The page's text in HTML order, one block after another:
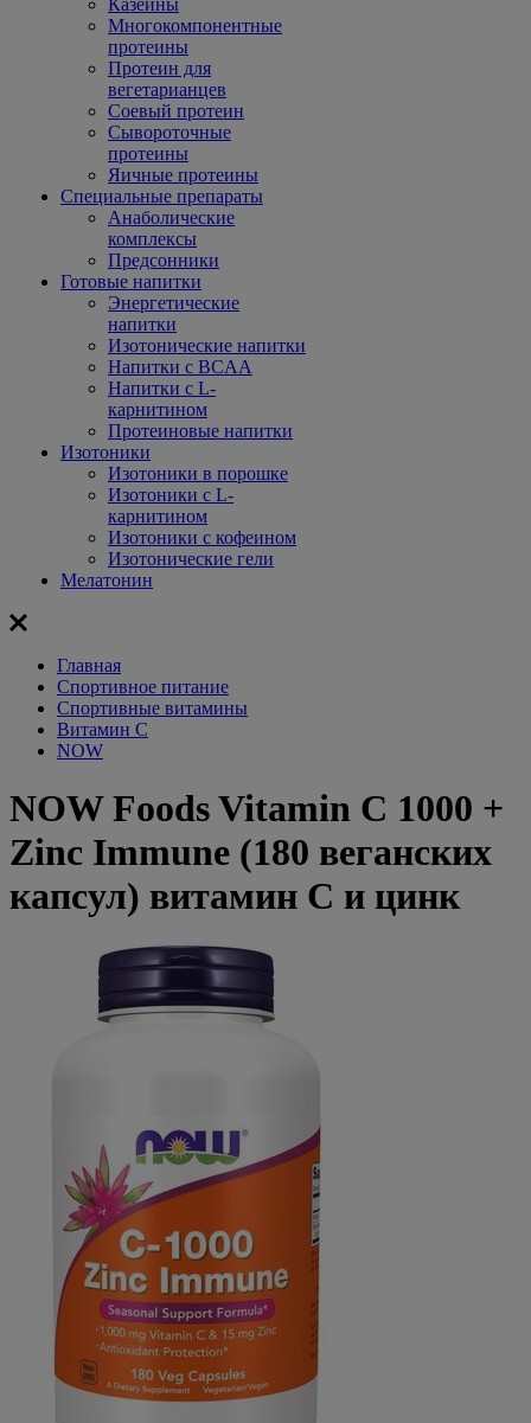
Казеины
Многокомпонентные
протеины
Протеин для
вегетарианцев
Соевый протеин
Сывороточные
протеины
Яичные протеины
Специальные препараты
Анаболические
комплексы
Предсонники
Готовые напитки
Энергетические
напитки
Изотонические напитки
Напитки с BCAA
Напитки с L-
карнитином
Протеиновые напитки
Изотоники
Изотоники в порошке
Изотоники с L-
карнитином
Изотоники с кофеином
Изотонические гели
Мелатонин
Главная
Спортивное питание
Спортивные витамины
Витамин С
NOW
NOW Foods Vitamin C 1000 +
Zinc Immune (180 веганских
капсул) витамин С и цинк